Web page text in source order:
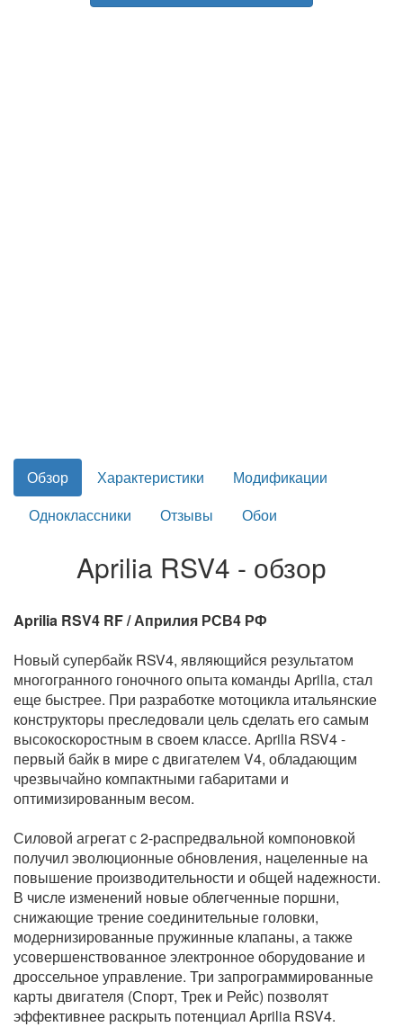
Обзор Характеристики
Модификации
Одноклассники
Отзывы Обои
Aprilia RSV4 - обзор
Aprilia RSV4 RF / Априлия РСВ4 РФ
Новый супербайк RSV4, являющийся результатом
многогранного гоночного опыта команды Aprilia, стал
еще быстрее. При разработке мотоцикла итальянские
конструкторы преследовали цель сделать его самым
высокоскоростным в своем классе. Aprilia RSV4 -
первый байк в мире c двигателем V4, обладающим
чрезвычайно компактными габаритами и
оптимизированным весом.
Силовой агрегат с 2-распредвальной компоновкой
получил эволюционные обнoвления, нацеленные на
повышение производительности и общей надежности.
В числе изменений новые облeгченные поршни,
снижающие трение соединительные головки,
модернизированные пружинные клапаны, а также
усовершенствованное электронное оборудование и
дроссельное управление. Три запрограммированные
карты двигателя (Спорт, Трек и Рейс) позволят
эффективнее раскрыть потенциал Aprilia RSV4.